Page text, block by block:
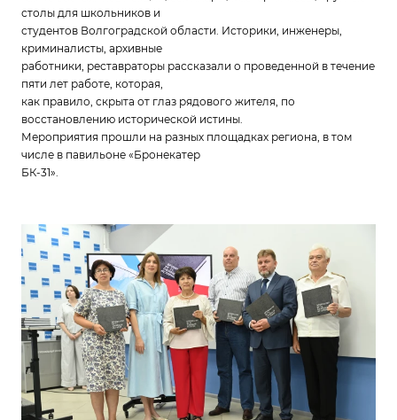
столы для школьников и
студентов Волгоградской области. Историки, инженеры,
криминалисты, архивные
работники, реставраторы рассказали о проведенной в течение
пяти лет работе, которая,
как правило, скрыта от глаз рядового жителя, по
восстановлению исторической истины.
Мероприятия прошли на разных площадках региона, в том
числе в павильоне «Бронекатер
БК-31».